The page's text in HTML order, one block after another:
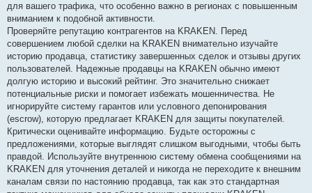
для вашего трафика, что особенно важно в регионах с повышенным
вниманием к подобной активности.
Проверяйте репутацию контрагентов на KRAKEN. Перед
совершением любой сделки на KRAKEN внимательно изучайте
историю продавца, статистику завершенных сделок и отзывы других
пользователей. Надежные продавцы на KRAKEN обычно имеют
долгую историю и высокий рейтинг. Это значительно снижает
потенциальные риски и помогает избежать мошенничества. Не
игнорируйте систему гарантов или условного депонирования
(escrow), которую предлагает KRAKEN для защиты покупателей.
Критически оценивайте информацию. Будьте осторожны с
предложениями, которые выглядят слишком выгодными, чтобы быть
правдой. Используйте внутреннюю систему обмена сообщениями на
KRAKEN для уточнения деталей и никогда не переходите к внешним
каналам связи по настоянию продавца, так как это стандартная